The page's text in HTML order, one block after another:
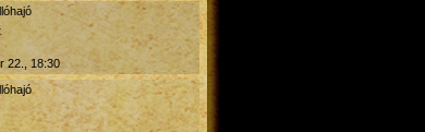
22., 18:30